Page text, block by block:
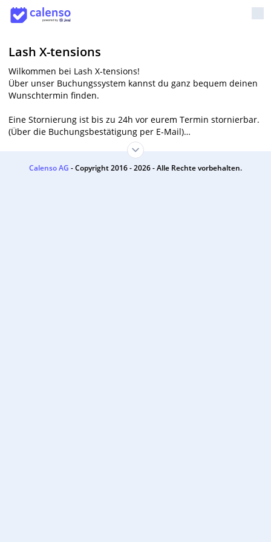
Lash X-tensions
Wilkommen bei Lash X-tensions!
Über unser Buchungssystem kannst du ganz bequem deinen
Wunschtermin finden.
Eine Stornierung ist bis zu 24h vor eurem Termin stornierbar.
(Über die Buchungsbestätigung per E-Mail)
Bei nicht erscheinen, oder kurzfristiger Absage innerhalb 24h
vor dem Termin fallen Stornogebühren an.
Calenso AG - Copyright 2016 - 2026 - Alle Rechte vorbehalten.